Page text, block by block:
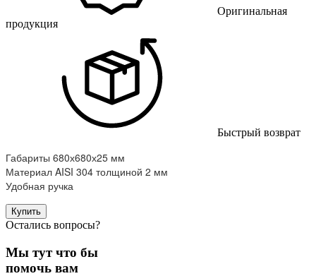
Оригинальная
продукция
Быстрый возврат
Габариты 680х680х25 мм
Материал AISI 304 толщиной 2 мм
Удобная ручка
Купить
Остались вопросы?
Мы тут что бы
помочь вам